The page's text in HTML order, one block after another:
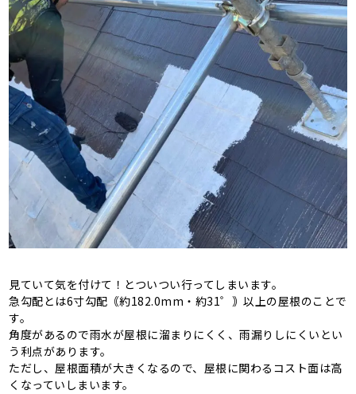
見ていて気を付けて！とついつい行ってしまいます。
急勾配とは6寸勾配｟約182.0mm・約31゜｠以上の屋根のことで
す。
角度があるので雨水が屋根に溜まりにくく、雨漏りしにくいとい
う利点があります。
ただし、屋根面積が大きくなるので、屋根に関わるコスト面は高
くなっていしまいます。